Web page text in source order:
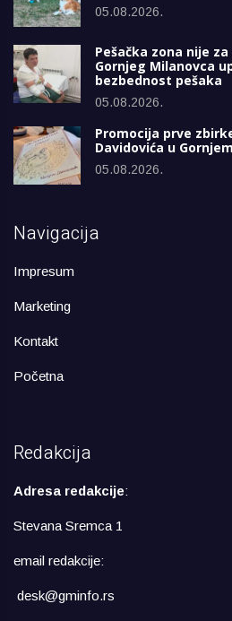
05.08.2026.
Pešačka zona nije
Gornjeg Milanovca
bezbednost pešaka
05.08.2026.
Promocija prve
Davidovića u
05.08.2026.
Navigacija
Impresum
Marketing
Kontakt
Početna
Redakcija
Adresa redakcije:
Stevana Sremca 1
email redakcije:
desk@gminfo.rs